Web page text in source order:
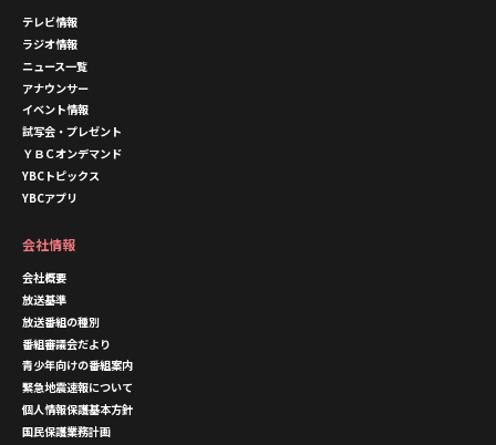
テレビ情報
ラジオ情報
ニュース一覧
アナウンサー
イベント情報
試写会・プレゼント
ＹＢＣオンデマンド
YBCトピックス
YBCアプリ
会社情報
会社概要
放送基準
放送番組の種別
番組審議会だより
青少年向けの番組案内
緊急地震速報について
個人情報保護基本方針
国民保護業務計画